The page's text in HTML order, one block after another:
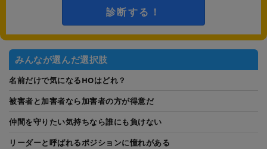
診断する！
みんなが選んだ選択肢
名前だけで気になるHOはどれ？
被害者と加害者なら加害者の方が得意だ
仲間を守りたい気持ちなら誰にも負けない
リーダーと呼ばれるポジションに憧れがある